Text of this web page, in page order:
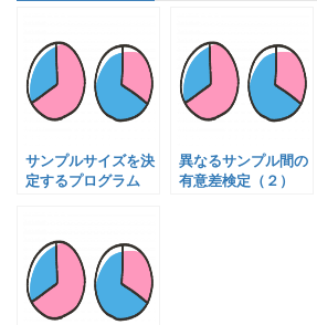
サンプルサイズを決
定するプログラム
異なるサンプル間の
有意差検定（２）